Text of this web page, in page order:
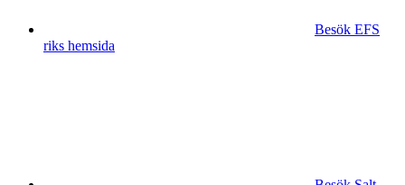
Besök EFS
riks hemsida